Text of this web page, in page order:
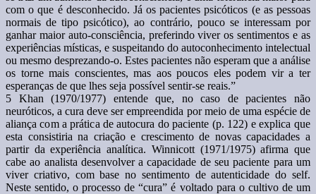
com o que é desconhecido. Já os pacientes psicóticos (e as pessoas
normais de tipo psicótico), ao contrário, pouco se interessam por
ganhar maior auto-consciência, preferindo viver os sentimentos e as
experiências místicas, e suspeitando do autoconhecimento intelectual
ou mesmo desprezando-o. Estes pacientes não esperam que a análise
os torne mais conscientes, mas aos poucos eles podem vir a ter
esperanças de que lhes seja possível sentir-se reais.”
5 Khan (1970/1977) entende que, no caso de pacientes não
neuróticos, a cura deve ser empreendida por meio de uma espécie de
aliança com a prática de autocura do paciente (p. 122) e explica que
esta consistiria na criação e crescimento de novas capacidades a
partir da experiência analítica. Winnicott (1971/1975) afirma que
cabe ao analista desenvolver a capacidade de seu paciente para um
viver criativo, com base no sentimento de autenticidade do self.
Neste sentido, o processo de “cura” é voltado para o cultivo de um